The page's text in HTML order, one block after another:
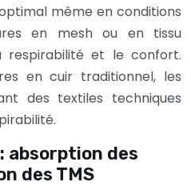
même en conditions
en mesh ou en tissu
respirabilité et le confort.
en cuir traditionnel, les
des textiles techniques
absorption des
des TMS